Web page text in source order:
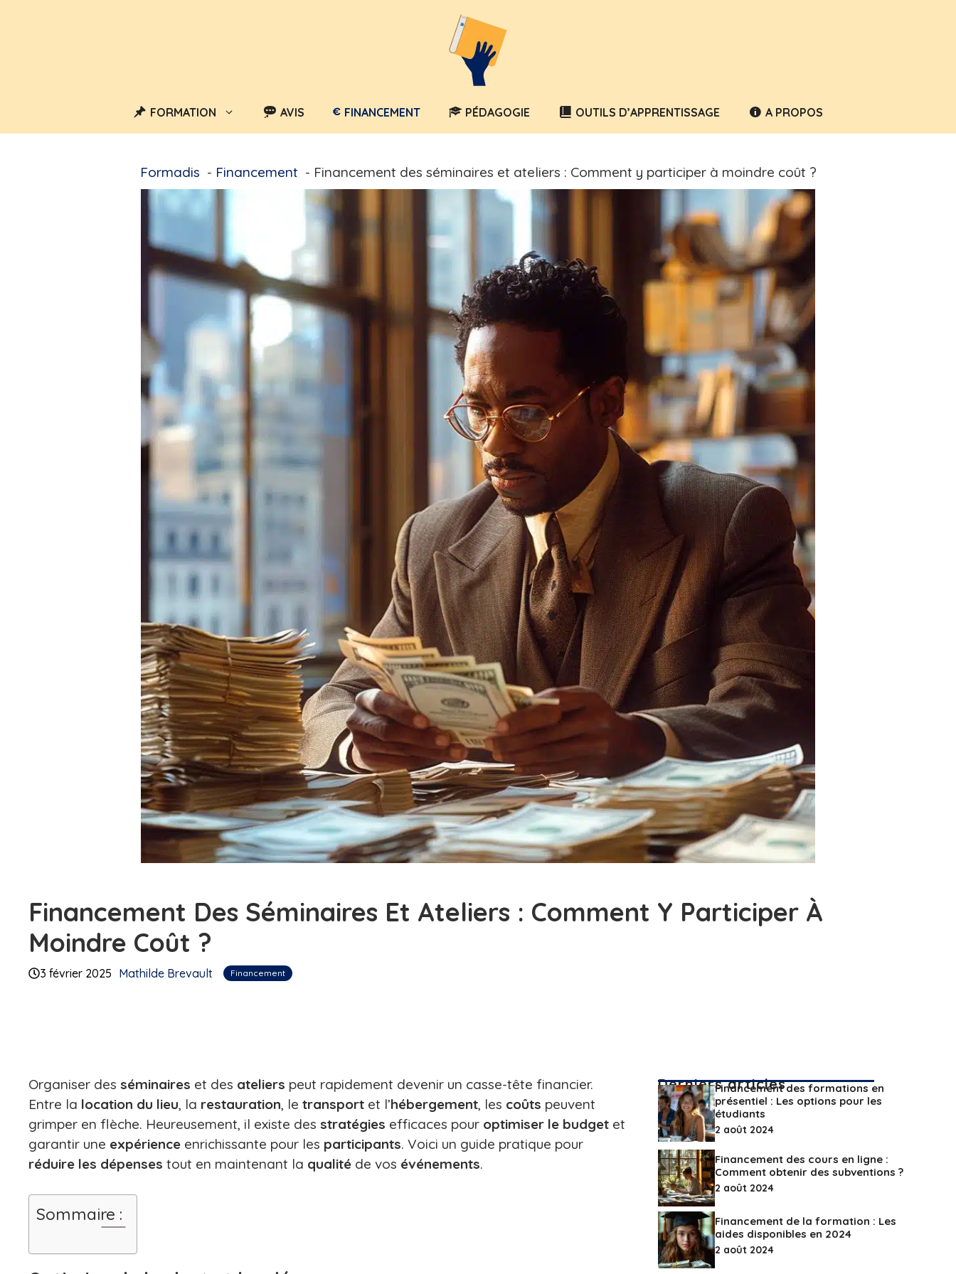
FORMATION AVIS FINANCEMENT PÉDAGOGIE OUTILS D’APPRENTISSAGE A PROPOS
Formadis Financement Financement des séminaires et ateliers : Comment y participer à moindre coût ?
Financement Des Séminaires Et Ateliers : Comment Y Participer À
Moindre Coût ?
3 février 2025 Mathilde Brevault Financement
Organiser des séminaires et des ateliers peut rapidement devenir un casse-tête financier.
Entre la location du lieu, la restauration, le transport et l’hébergement, les coûts peuvent
grimper en flèche. Heureusement, il existe des stratégies efficaces pour optimiser le budget et
garantir une expérience enrichissante pour les participants. Voici un guide pratique pour
réduire les dépenses tout en maintenant la qualité de vos événements.
Sommaire :
Derniers articles
Financement des formations en
présentiel : Les options pour les
étudiants
2 août 2024
Financement des cours en ligne :
Comment obtenir des subventions ?
2 août 2024
Financement de la formation : Les
aides disponibles en 2024
2 août 2024